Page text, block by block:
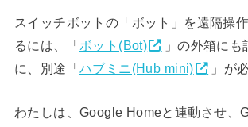
スイッチボットの「ボット」を遠隔操
るには、「ボット(Bot)
」の外箱にも
に、別途「ハブミニ(Hub mini) 」が
わたしは、Google Homeと連動させ、